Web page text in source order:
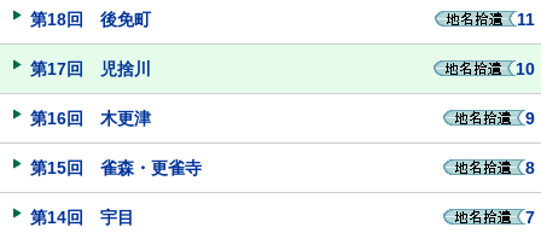
第18回 後免町 11
第17回 児捨川 10
第16回 木更津 9
第15回 雀森・更雀寺 8
第14回 宇目 7